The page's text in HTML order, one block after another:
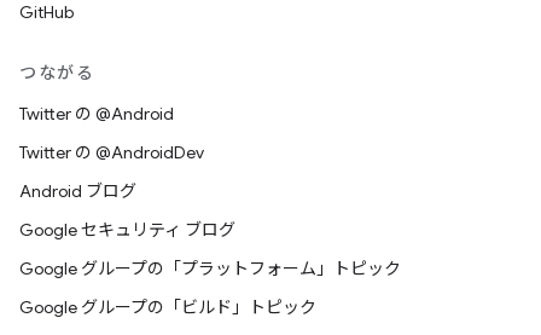
GitHub
つながる
Twitter の @Android
Twitter の @AndroidDev
Android ブログ
Google セキュリティ ブログ
Google グループの「プラットフォーム」トピック
Google グループの「ビルド」トピック